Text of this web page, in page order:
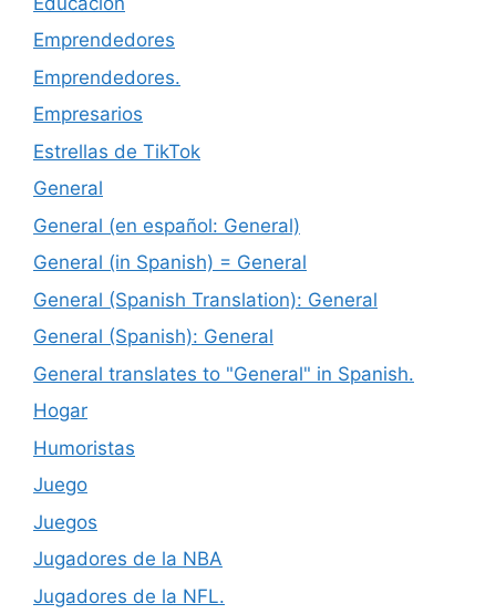
Emprendedores
Emprendedores.
Empresarios
Estrellas de TikTok
General
General (en español: General)
General (in Spanish) = General
General (Spanish Translation): General
General (Spanish): General
General translates to "General" in Spanish.
Hogar
Humoristas
Juego
Juegos
Jugadores de la NBA
Jugadores de la NFL.